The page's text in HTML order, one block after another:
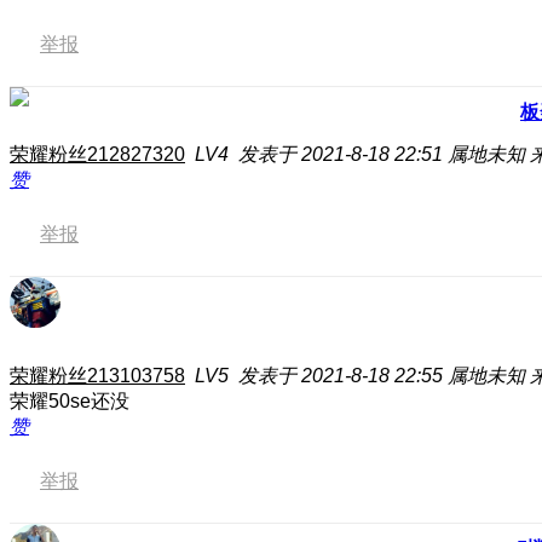
举报
荣耀粉丝212827320 LV4 发表于 2021-8-18 22:51 属地未知
赞
举报
荣耀粉丝213103758 LV5 发表于 2021-8-18 22:55 属地未知
荣耀50se还没
赞
举报